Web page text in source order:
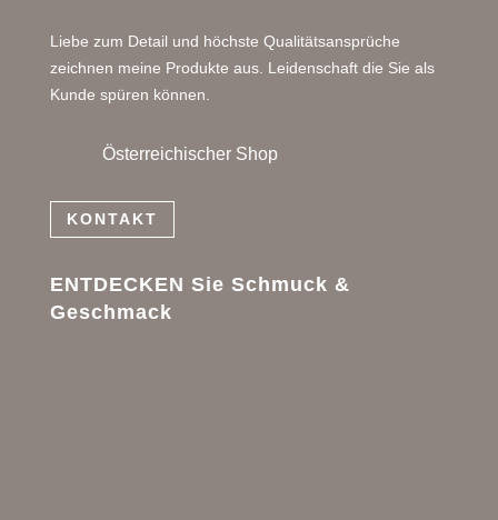
Liebe zum Detail und höchste Qualitätsansprüche
zeichnen meine Produkte aus. Leidenschaft die Sie als
Kunde spüren können.
Österreichischer Shop
KONTAKT
ENTDECKEN Sie Schmuck &
Geschmack